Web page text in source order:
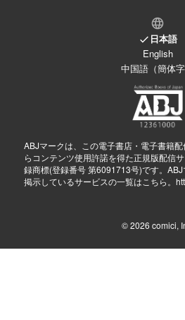
日本語
English
中国語（簡体字
ABJマークは、この電子書店・電子書籍
らコンテンツ使用許諾を得た正規版配信
録商標(登録番号 第6091713号)です。
掲示しているサービスの一覧はこちら。
© 2026 comici,